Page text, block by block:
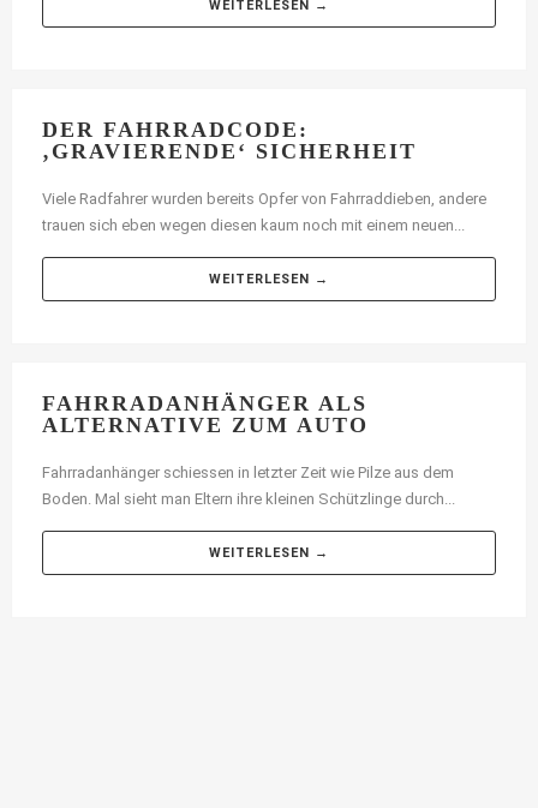
WEITERLESEN →
DER FAHRRADCODE:
‚GRAVIERENDE‘ SICHERHEIT
Viele Radfahrer wurden bereits Opfer von Fahrraddieben, andere
trauen sich eben wegen diesen kaum noch mit einem neuen...
WEITERLESEN →
FAHRRADANHÄNGER ALS
ALTERNATIVE ZUM AUTO
Fahrradanhänger schiessen in letzter Zeit wie Pilze aus dem
Boden. Mal sieht man Eltern ihre kleinen Schützlinge durch...
WEITERLESEN →